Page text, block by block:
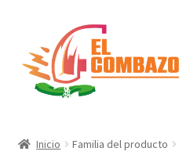
Inicio Familia del producto